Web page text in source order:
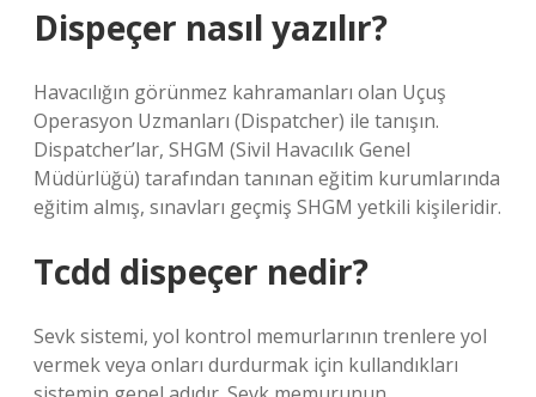
Dispeçer nasıl yazılır?
Havacılığın görünmez kahramanları olan Uçuş
Operasyon Uzmanları (Dispatcher) ile tanışın.
Dispatcher’lar, SHGM (Sivil Havacılık Genel
Müdürlüğü) tarafından tanınan eğitim kurumlarında
eğitim almış, sınavları geçmiş SHGM yetkili kişileridir.
Tcdd dispeçer nedir?
Sevk sistemi, yol kontrol memurlarının trenlere yol
vermek veya onları durdurmak için kullandıkları